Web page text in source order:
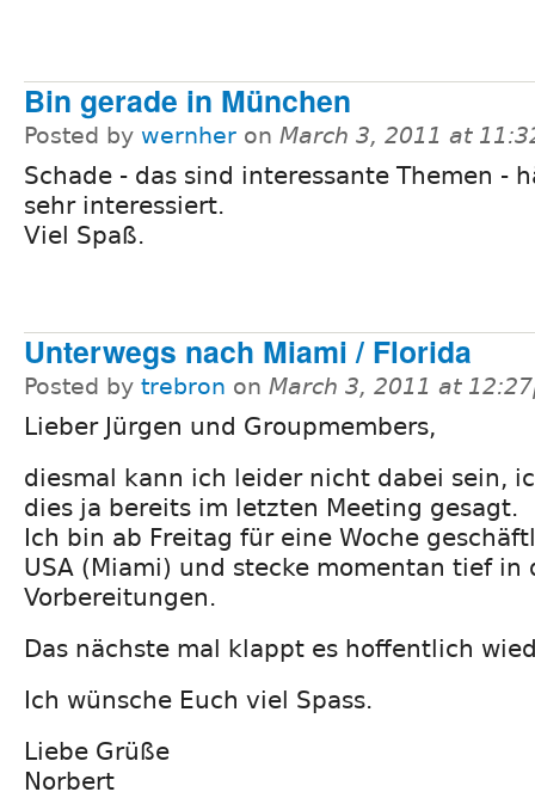
Bin gerade in München
Posted by wernher on March 3, 2011 at
Schade - das sind interessante Themen -
sehr interessiert.
Viel Spaß.
Unterwegs nach Miami / Florida
Posted by trebron on March 3, 2011 at
Lieber Jürgen und Groupmembers,
diesmal kann ich leider nicht dabei sein,
dies ja bereits im letzten Meeting gesagt.
Ich bin ab Freitag für eine Woche
USA (Miami) und stecke momentan tief in
Vorbereitungen.
Das nächste mal klappt es hoffentlich
Ich wünsche Euch viel Spass.
Liebe Grüße
Norbert